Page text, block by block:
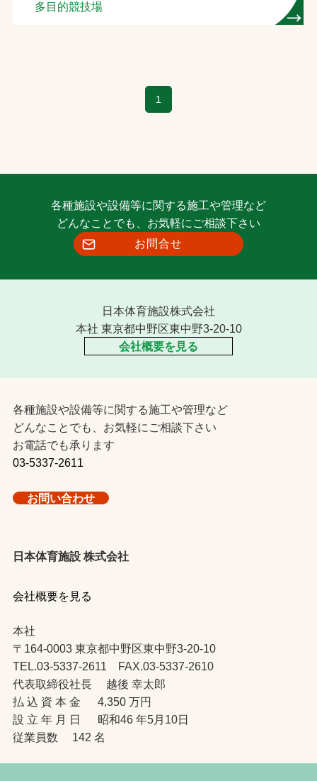
お取引先の皆様へ
多目的競技場
1
各種施設や設備等に関する施工や管理など
どんなことでも、お気軽にご相談下さい
お問合せ
日本体育施設株式会社
本社 東京都中野区東中野3-20-10
会社概要を見る
各種施設や設備等に関する施工や管理など
どんなことでも、お気軽にご相談下さい
お電話でも承ります
03-5337-2611
お問い合わせ
日本体育施設 株式会社
会社概要を見る
本社
〒164-0003 東京都中野区東中野3-20-10
TEL.03-5337-2611 FAX.03-5337-2610
代表取締役社長 越後 幸太郎
払 込 資 本 金 4,350 万円
設 立 年 月 日 昭和46 年5月10日
従業員数 142 名